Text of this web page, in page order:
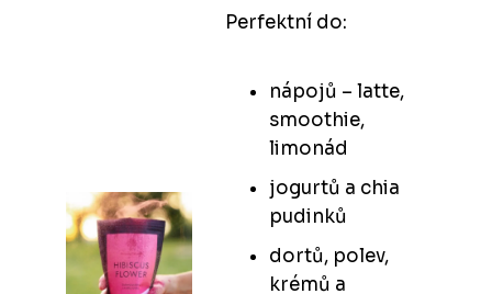
Perfektní do:
nápojů – latte,
smoothie,
limonád
jogurtů a chia
pudinků
dortů, polev,
krémů a